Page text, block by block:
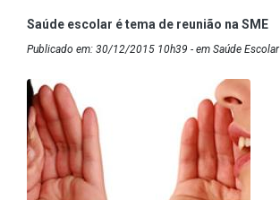
Saúde escolar é tema de reunião na SME
Publicado em: 30/12/2015 10h39 - em Saúde Escolar